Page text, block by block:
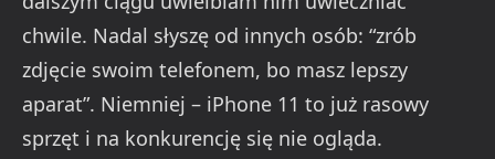
chwile. Nadal słyszę od innych osób: “zrób
zdjęcie swoim telefonem, bo masz lepszy
aparat”. Niemniej – iPhone 11 to już rasowy
sprzęt i na konkurencję się nie ogląda.